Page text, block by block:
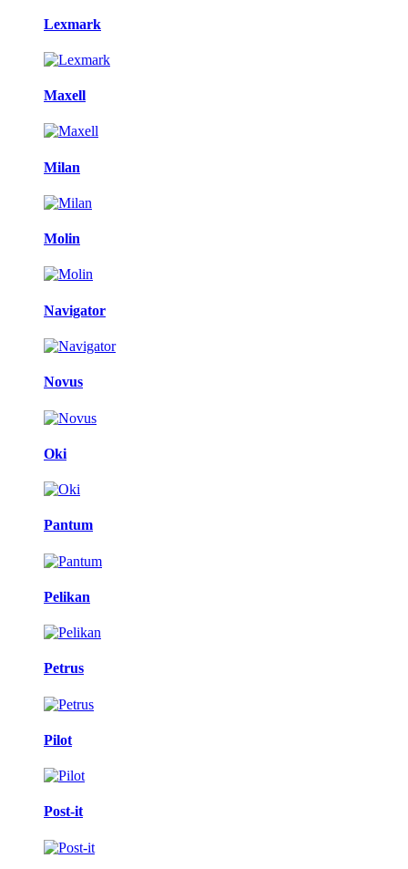
Lexmark
Maxell
Milan
Molin
Navigator
Novus
Oki
Pantum
Pelikan
Petrus
Pilot
Post-it